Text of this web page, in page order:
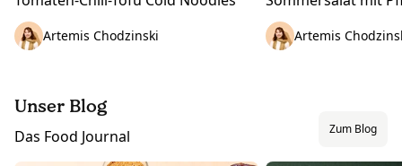
Artemis Chodzinski Artemis
Unser Blog
Das Food Journal Zum Blog